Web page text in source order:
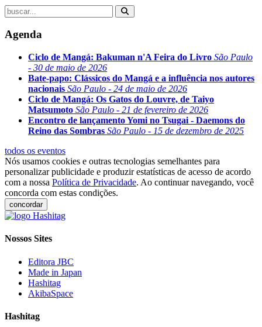
Agenda
Ciclo de Mangá: Bakuman n'A Feira do Livro São Paulo
- 30 de maio de 2026
Bate-papo: Clássicos do Mangá e a influência nos autores
nacionais São Paulo - 24 de maio de 2026
Ciclo de Mangá: Os Gatos do Louvre, de Taiyo
Matsumoto São Paulo - 21 de fevereiro de 2026
Encontro de lançamento Yomi no Tsugai - Daemons do
Reino das Sombras São Paulo - 15 de dezembro de 2025
todos os eventos
Nós usamos cookies e outras tecnologias semelhantes para
personalizar publicidade e produzir estatísticas de acesso de acordo
com a nossa Política de Privacidade. Ao continuar navegando, você
concorda com estas condições.
concordar
Nossos Sites
Editora JBC
Made in Japan
Hashitag
AkibaSpace
Hashitag